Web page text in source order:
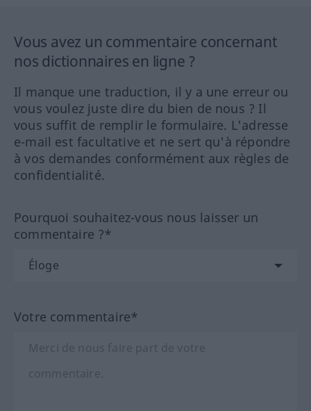
Vous avez un commentaire concernant
nos dictionnaires en ligne ?
Il manque une traduction, il y a une erreur ou
vous voulez juste dire du bien de nous ? Il
vous suffit de remplir le formulaire. L'adresse
e-mail est facultative et ne sert qu'à répondre
à vos demandes conformément aux règles de
confidentialité.
Pourquoi souhaitez-vous nous laisser un
commentaire ?*
Votre commentaire*